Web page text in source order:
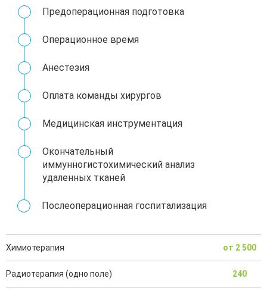
Предоперационная подготовка
Операционное время
Анестезия
Оплата команды хирургов
Медицинская инструментация
Окончательный
иммунногистохимический анализ
удаленных тканей
Послеоперационная госпитализация
Химиотерапия от 2 500
Радиотерапия (одно поле) 240